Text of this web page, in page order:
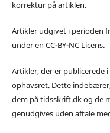
korrektur på artiklen.
Artikler udgivet i perioden
under en CC-BY-NC Licens.
Artikler, der er publicerede
ophavsret. Dette
dem på tidsskrift.dk og de
genudgives uden aftale